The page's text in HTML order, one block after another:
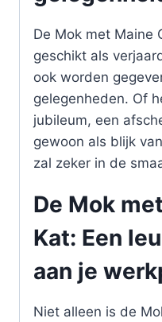
De Mok met Maine
geschikt als
ook worden
gelegenheden. Of
jubileum, een
gewoon als blijk
zal zeker in de
De Mok
Kat: Een
aan je
Niet alleen is de